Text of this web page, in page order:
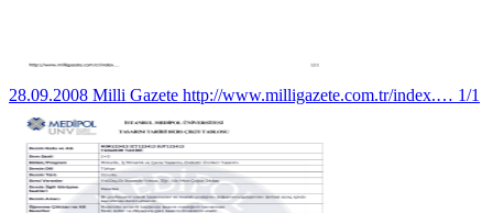
28.09.2008 Milli Gazete http://www.milligazete.com.tr/index.… 1/1